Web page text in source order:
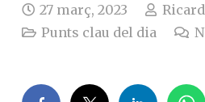
27 març, 2023
Punts clau del dia